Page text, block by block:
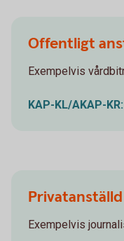
Offentligt
Exempelvis
KAP-KL/AKAP-
Exempelvis